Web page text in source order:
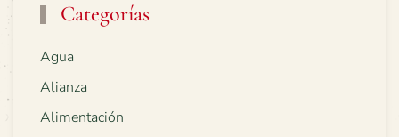
Categorías
Agua
Alianza
Alimentación